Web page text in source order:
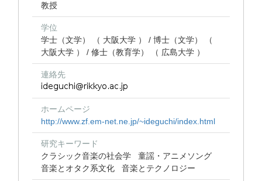
教授
学位
学士（文学） （ 大阪大学 ） / 博士（文学） （
大阪大学 ） / 修士（教育学） （ 広島大学 ）
連絡先
ホームページ
http://www.zf.em-net.ne.jp/~ideguchi/index.html
研究キーワード
クラシック音楽の社会学
童謡・アニメソング
音楽とオタク系文化
音楽とテクノロジー